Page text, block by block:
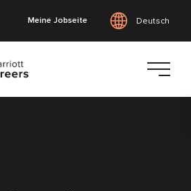
Meine Jobseite Deutsch